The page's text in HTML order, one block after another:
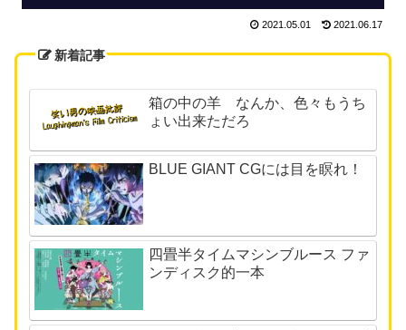
2021.05.01 2021.06.17
新着記事
箱の中の羊 なんか、色々もうち
ょい出来ただろ
BLUE GIANT CGには目を瞑れ！
四畳半タイムマシンブルース ファ
ンディスク的一本